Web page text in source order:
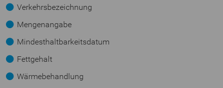
Verkehrsbezeichnung
Mengenangabe
Mindesthaltbarkeitsdatum
Fettgehalt
Wärmebehandlung